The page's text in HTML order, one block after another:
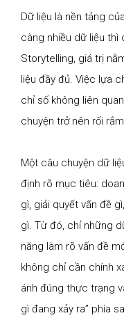
Dữ liệu là nền tảng
càng nhiều dữ liệu thì
Storytelling, giá trị
liệu đầy đủ. Việc lựa
chỉ số không liên
chuyện trở nên rối
Một câu chuyện dữ
định rõ mục tiêu:
gì, giải quyết vấn đề
gì. Từ đó, chỉ những
năng làm rõ vấn đề
không chỉ cần chính
ánh đúng thực trạng
gì đang xảy ra” phía